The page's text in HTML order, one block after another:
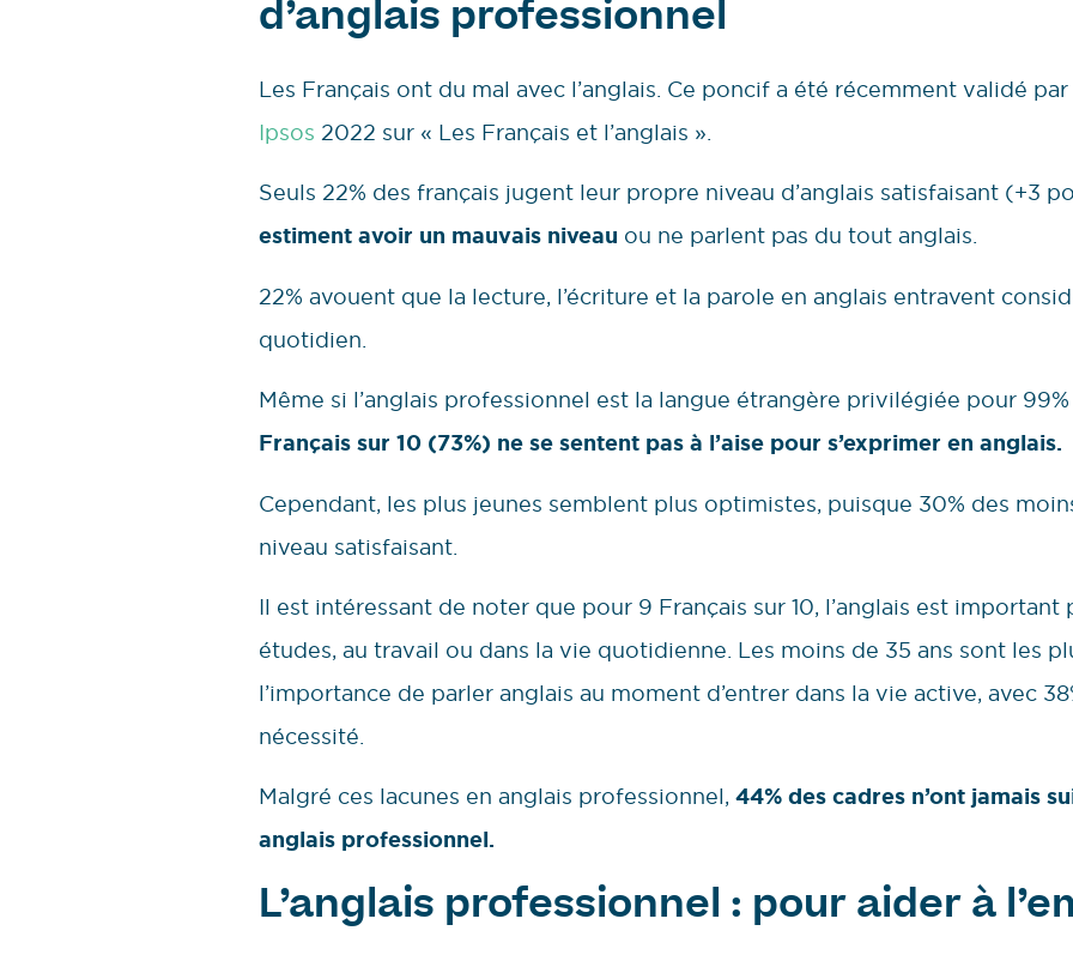
d’anglais professionnel
Les Français ont du mal avec l’anglais. Ce poncif a été récemment validé
Ipsos 2022 sur « Les Français et l’anglais ».
Seuls 22% des français jugent leur propre niveau d’anglais satisfaisant (+3
estiment avoir un mauvais niveau ou ne parlent pas du tout anglais.
22% avouent que la lecture, l’écriture et la parole en anglais entravent
quotidien.
Même si l’anglais professionnel est la langue étrangère privilégiée pour
Français sur 10 (73%) ne se sentent pas à l’aise pour s’exprimer en anglais.
Cependant, les plus jeunes semblent plus optimistes, puisque 30% des
niveau satisfaisant.
Il est intéressant de noter que pour 9 Français sur 10, l’anglais est important
études, au travail ou dans la vie quotidienne. Les moins de 35 ans sont les
l’importance de parler anglais au moment d’entrer dans la vie active, avec
nécessité.
Malgré ces lacunes en anglais professionnel, 44% des cadres n’ont jamais
anglais professionnel.
L’anglais professionnel : pour aider à